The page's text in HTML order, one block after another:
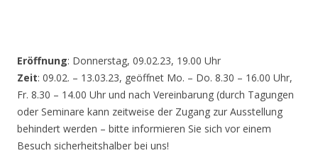
Eröffnung: Donnerstag, 09.02.23, 19.00 Uhr
Zeit: 09.02. – 13.03.23, geöffnet Mo. – Do. 8.30 – 16.00 Uhr,
Fr. 8.30 – 14.00 Uhr und nach Vereinbarung (durch Tagungen
oder Seminare kann zeitweise der Zugang zur Ausstellung
behindert werden – bitte informieren Sie sich vor einem
Besuch sicherheitshalber bei uns!